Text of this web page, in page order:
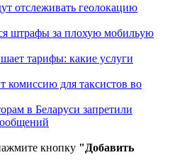
отслеживать геолокацию
штрафы за плохую мобильую
тарифы: какие услуги
комиссию для таксистов во
в Беларуси запретили
кнопку "Добавить